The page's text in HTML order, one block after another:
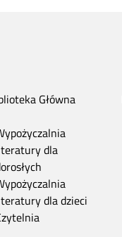
Główna
dla
dla dzieci